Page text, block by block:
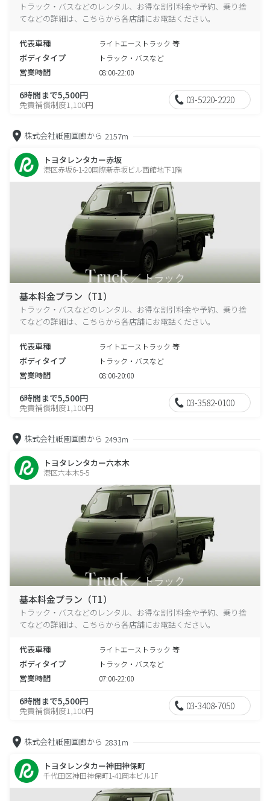
トラック・バスなどのレンタル、お得な割引料金や予約、乗り捨
てなどの詳細は、こちらから各店舗にお電話ください。
代表車種 ライトエーストラック 等
ボディタイプ トラック・バスなど
営業時間 08:00-22:00
6時間まで5,500円
免責補償制度1,100円 03-5220-2220
株式会社祇園画廊から 2157m
トヨタレンタカー赤坂
港区赤坂6-1-20国際新赤坂ビル西館地下1階
基本料金プラン（T1）
トラック・バスなどのレンタル、お得な割引料金や予約、乗り捨
てなどの詳細は、こちらから各店舗にお電話ください。
代表車種 ライトエーストラック 等
ボディタイプ トラック・バスなど
営業時間 08:00-20:00
6時間まで5,500円
免責補償制度1,100円 03-3582-0100
株式会社祇園画廊から 2493m
トヨタレンタカー六本木
港区六本木5-5
基本料金プラン（T1）
トラック・バスなどのレンタル、お得な割引料金や予約、乗り捨
てなどの詳細は、こちらから各店舗にお電話ください。
代表車種 ライトエーストラック 等
ボディタイプ トラック・バスなど
営業時間 07:00-22:00
6時間まで5,500円
免責補償制度1,100円 03-3408-7050
株式会社祇園画廊から 2831m
トヨタレンタカー神田神保町
千代田区神田神保町1-41岡本ビル1F